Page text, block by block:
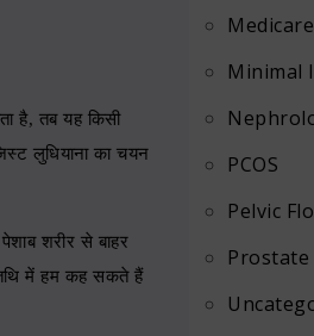
है, तब यह किसी
लुधियानाका चयन
शरीर से बाहर
में हम कह सकते हैं
Medicare
Minimal
PCOS
Pelvic
Prostate